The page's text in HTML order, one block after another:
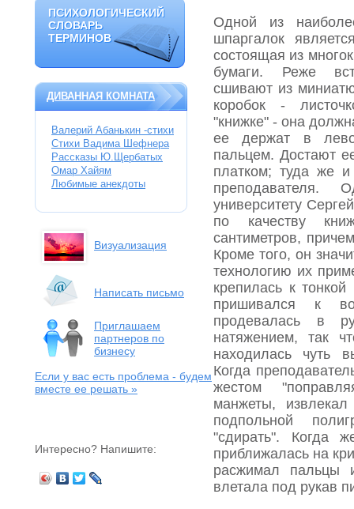
ПСИХОЛОГИЧЕСКИЙ
СЛОВАРЬ
ТЕРМИНОВ
ПСИХОЛОГИЧЕСКИЙ
СЛОВАРЬ
ТЕРМИНОВ
ДИВАННАЯ КОМНАТА
Валерий Абанькин -стихи
Стихи Вадима Шефнера
Рассказы Ю.Щербатых
Омар Хайям
Любимые анекдоты
Визуализация
Написать письмо
Приглашаем
партнеров по
бизнесу
Если у вас есть проблема - будем
вместе ее решать »
Интересно? Напишите:
Одной из
шпаргалок
состоящая из
бумаги. Реже
сшивают из
коробок -
"книжке" - она
ее держат в
пальцем. Достают
платком; туда же
преподавателя.
университету
по качеству
сантиметров,
Кроме того, он
технологию их
кре­пилась к
пришивался к
продевалась в
натяжением, так
находилась чуть
Когда
жестом
манжеты,
подпольной
"сдирать". Когда
приближалась на
расжимал пальцы
влетала под рукав